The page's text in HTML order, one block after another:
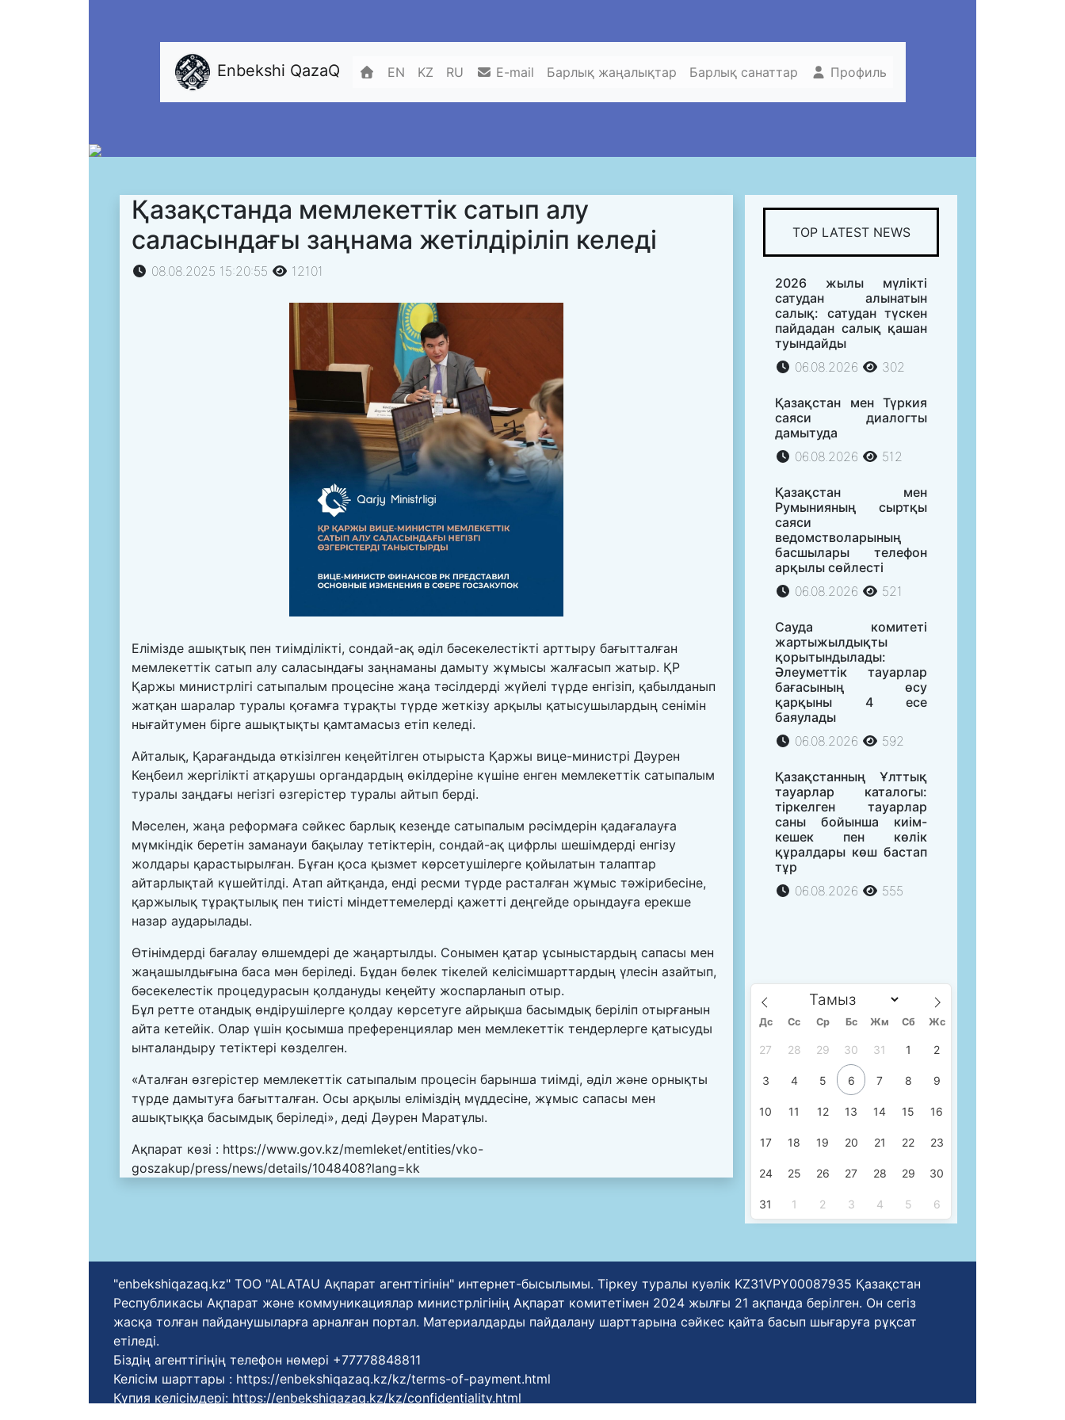
Enbekshi QazaQ EN KZ RU E-mail Барлық жаңалықтар Барлық санаттар Профиль
Қазақстанда мемлекеттік сатып алу
саласындағы заңнама жетілдіріліп келеді
08.08.2025 15:20:55 12101
Елімізде ашықтық пен тиімділікті, сондай-ақ әділ бәсекелестікті арттыру бағытталған
мемлекеттік сатып алу саласындағы заңнаманы дамыту жұмысы жалғасып жатыр. ҚР
Қаржы министрлігі сатыпалым процесіне жаңа тәсілдерді жүйелі түрде енгізіп, қабылданып
жатқан шаралар туралы қоғамға тұрақты түрде жеткізу арқылы қатысушылардың сенімін
нығайтумен бірге ашықтықты қамтамасыз етіп келеді.
Айталық, Қарағандыда өткізілген кеңейтілген отырыста Қаржы вице-министрі Дәурен
Кеңбеил жергілікті атқарушы органдардың өкілдеріне күшіне енген мемлекеттік сатыпалым
туралы заңдағы негізгі өзгерістер туралы айтып берді.
Мәселен, жаңа реформаға сәйкес барлық кезеңде сатыпалым рәсімдерін қадағалауға
мүмкіндік беретін заманауи бақылау тетіктерін, сондай-ақ цифрлы шешімдерді енгізу
жолдары қарастырылған. Бұған қоса қызмет көрсетушілерге қойылатын талаптар
айтарлықтай күшейтілді. Атап айтқанда, енді ресми түрде расталған жұмыс тәжірибесіне,
қаржылық тұрақтылық пен тиісті міндеттемелерді қажетті деңгейде орындауға ерекше
назар аударылады.
Өтінімдерді бағалау өлшемдері де жаңартылды. Сонымен қатар ұсыныстардың сапасы мен
жаңашылдығына баса мән беріледі. Бұдан бөлек тікелей келісімшарттардың үлесін азайтып,
бәсекелестік процедурасын қолдануды кеңейту жоспарланып отыр.
Бұл ретте отандық өндірушілерге қолдау көрсетуге айрықша басымдық беріліп отырғанын
айта кетейік. Олар үшін қосымша преференциялар мен мемлекеттік тендерлерге қатысуды
ынталандыру тетіктері көзделген.
«Аталған өзгерістер мемлекеттік сатыпалым процесін барынша тиімді, әділ және орнықты
түрде дамытуға бағытталған. Осы арқылы еліміздің мүддесіне, жұмыс сапасы мен
ашықтыққа басымдық беріледі», деді Дәурен Маратұлы.
Ақпарат көзі : https://www.gov.kz/memleket/entities/vko-
goszakup/press/news/details/1048408?lang=kk
TOP LATEST NEWS
2026 жылы мүлікті
сатудан алынатын
салық: сатудан түскен
пайдадан салық қашан
туындайды
06.08.2026
302
Қазақстан мен Түркия
саяси диалогты
дамытуда
06.08.2026
512
Қазақстан мен
Румынияның сыртқы
саяси
ведомстволарының
басшылары телефон
арқылы сөйлесті
06.08.2026
521
Сауда комитеті
жартыжылдықты
қорытындылады:
Әлеуметтік тауарлар
бағасының өсу
қарқыны 4 есе
баяулады
06.08.2026
592
Қазақстанның Ұлттық
тауарлар каталогы:
тіркелген тауарлар
саны бойынша киім-
кешек пен көлік
құралдары көш бастап
тұр
06.08.2026
555
Дс Сc Ср Бс Жм Сб Жс
27 28 29 30 31 1 2
3 4 5 6 7 8 9
10 11 12 13 14 15 16
17 18 19 20 21 22 23
24 25 26 27 28 29 30
31 1 2 3 4 5 6
"enbekshiqazaq.kz" ТОО "ALATAU Ақпарат агенттігінін" интернет-бысылымы. Тіркеу туралы куәлік KZ31VPY00087935 Қазақстан
Республикасы Ақпарат және коммуникациялар министрлігінің Ақпарат комитетімен 2024 жылғы 21 ақпанда берілген. Он сегіз
жасқа толған пайданушыларға арналған портал. Материалдарды пайдалану шарттарына сәйкес қайта басып шығаруға рұқсат
етіледі.
Біздің агенттігіңің телефон нөмері +77778848811
Келісім шарттары : https://enbekshiqazaq.kz/kz/terms-of-payment.html
Қүпия келісімдері: https://enbekshiqazaq.kz/kz/confidentiality.html